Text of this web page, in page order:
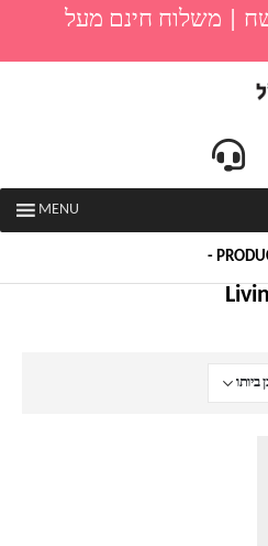
הזמנה 94.99שח | משלוח חינם מעל
MENU